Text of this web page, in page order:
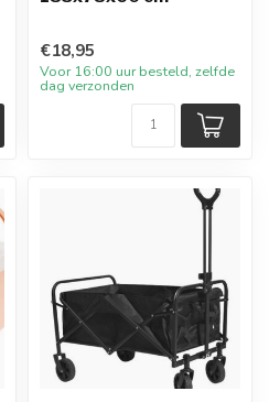
€18,95
Voor 16:00 uur besteld, zelfde
dag verzonden